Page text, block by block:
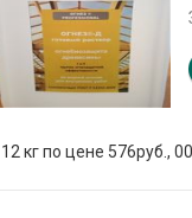
12 кг по цене 576руб.,